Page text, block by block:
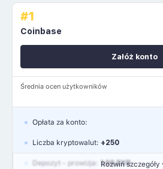
#1
Coinbase
Średnia ocen użytkowników
Załóż konto
Rozwiń szczegóły
Opłata za konto:
Liczba kryptowalut: +250
Depozyt - prowizja: 1.99 EUR